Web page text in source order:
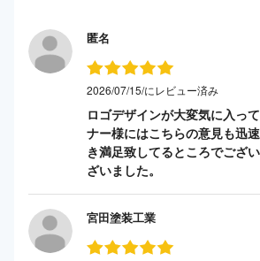
匿名
2026/07/15/にレビュー済み
ロゴデザインが大変気に入っ
ナー様にはこちらの意見も迅
き満足致してるところでござ
ざいました。
宮田塗装工業